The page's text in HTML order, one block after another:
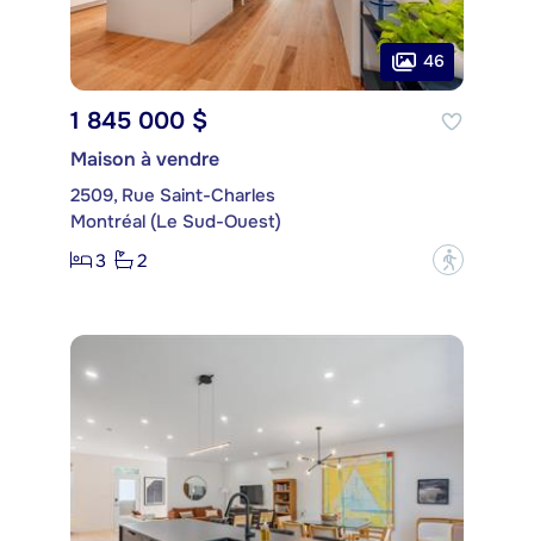
46
1 845 000 $
Maison à vendre
2509, Rue Saint-Charles
Montréal (Le Sud-Ouest)
3
2 ?